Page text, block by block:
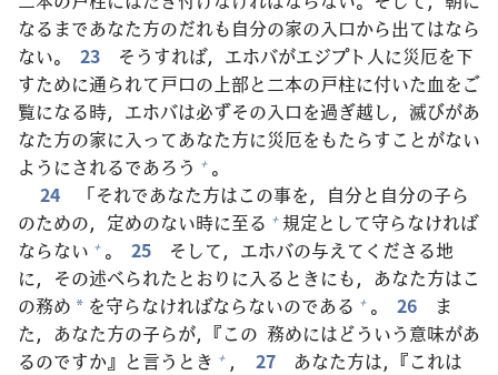
なるまであなた方のだれも自分の家の入口から出てはなら
ない。
23 そうすれば，エホバがエジプト 人に災厄を下
すために通られて戸口の 上部と二本の戸柱に付いた血をご
覧になる時，エホバは必ずその入口を過ぎ越し， 滅びがあ
なた方の家に入ってあなた方に災厄をもたらすことがない
ようにされるであろう + 。
24
「それであなた方はこの事を， 自分と 自分の子ら
のための， 定めのない時に至る + 規定として守らなければ
ならない + 。 25 そして，エホバの与えてくださる地
に，その述べられたとおりに入るときにも，あなた方はこ
の務め * を守らなければならないのである + 。 26
ま
た，あなた方の子らが，『この 務めにはどういう意味があ
るのですか』と言うとき + ， 27 あなた方は，『これは